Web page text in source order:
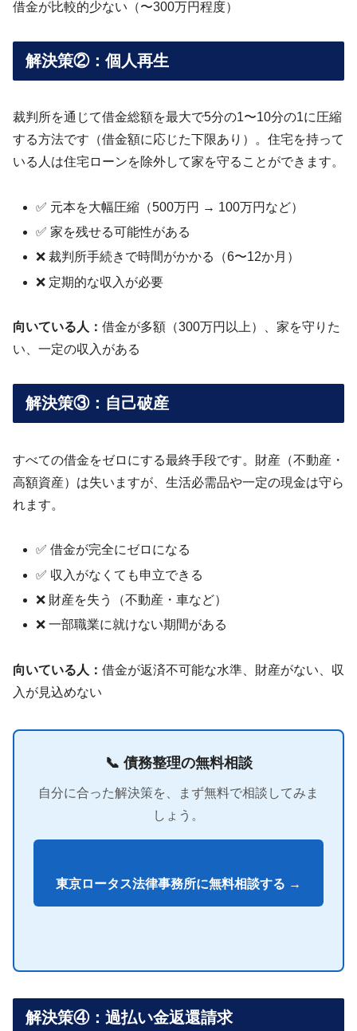
借金が比較的少ない（〜300万円程度）
解決策②：個人再生
裁判所を通じて借金総額を最大で5分の1〜10分の1に圧縮
する方法です（借金額に応じた下限あり）。住宅を持って
いる人は住宅ローンを除外して家を守ることができます。
✅ 元本を大幅圧縮（500万円 → 100万円など）
✅ 家を残せる可能性がある
❌ 裁判所手続きで時間がかかる（6〜12か月）
❌ 定期的な収入が必要
向いている人： 借金が多額（300万円以上）、家を守りた
い、一定の収入がある
解決策③：自己破産
すべての借金をゼロにする最終手段です。財産（不動産・
高額資産）は失いますが、生活必需品や一定の現金は守ら
れます。
✅ 借金が完全にゼロになる
✅ 収入がなくても申立できる
❌ 財産を失う（不動産・車など）
❌ 一部職業に就けない期間がある
向いている人： 借金が返済不可能な水準、財産がない、収
入が見込めない
📞 債務整理の無料相談
自分に合った解決策を、まず無料で相談してみま
しょう。
東京ロータス法律事務所に無料相談する →
解決策④：過払い金返還請求